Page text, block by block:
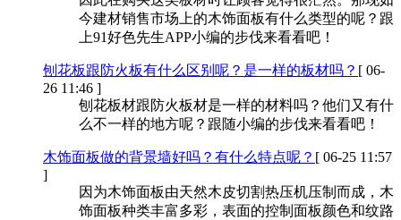
今建材销售市场上的木饰面板有什么类型的呢？跟
上91好色先生APP小编的步伐来看看吧！
刨花板跟防火板有什么区别呢？是一样的板材吗？ [ 06-
26 11:46 ]
刨花板材跟防火板材是一样的材料吗？他们又有什
么不一样的地方呢？跟随小编的步伐来看看吧！
木饰面板做的背景墙好吗？有什么特点呢？ [ 06-25 11:57
]
因为木饰面板由天然木皮切割热压机压制而成，木
饰面板种类丰富多彩，表面的控制面板颜色和纹路